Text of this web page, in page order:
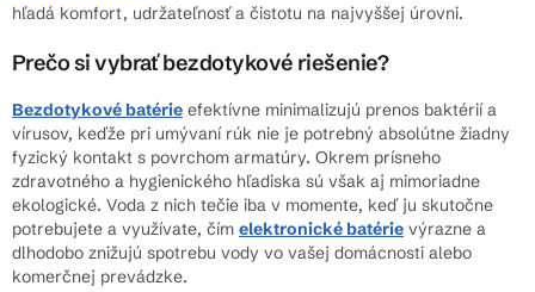
r
k
v
ý
p
i
s
u
hľadá komfort, udržateľnosť a čistotu na najvyššej úrovni.
Prečo si vybrať bezdotykové riešenie?
Bezdotykové batérie efektívne minimalizujú prenos baktérií a
vírusov, keďže pri umývaní rúk nie je potrebný absolútne žiadny
fyzický kontakt s povrchom armatúry. Okrem prísneho
zdravotného a hygienického hľadiska sú však aj mimoriadne
ekologické. Voda z nich tečie iba v momente, keď ju skutočne
potrebujete a využívate, čím elektronické batérie výrazne a
dlhodobo znižujú spotrebu vody vo vašej domácnosti alebo
komerčnej prevádzke.